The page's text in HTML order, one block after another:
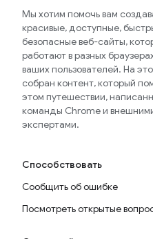
Мы хотим помочь вам
красивые, доступные,
безопасные веб-сайты,
работают в разных
ваших пользователей. На
собран контент, который
этом путешествии,
команды Chrome и
экспертами.
Способствовать
Сообщить об ошибке
Посмотреть открытые